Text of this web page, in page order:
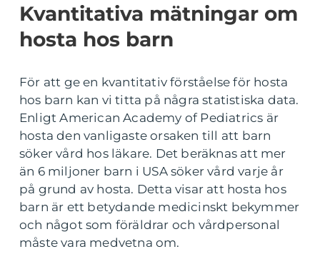
Kvantitativa mätningar om
hosta hos barn
För att ge en kvantitativ förståelse för hosta
hos barn kan vi titta på några statistiska data.
Enligt American Academy of Pediatrics är
hosta den vanligaste orsaken till att barn
söker vård hos läkare. Det beräknas att mer
än 6 miljoner barn i USA söker vård varje år
på grund av hosta. Detta visar att hosta hos
barn är ett betydande medicinskt bekymmer
och något som föräldrar och vårdpersonal
måste vara medvetna om.